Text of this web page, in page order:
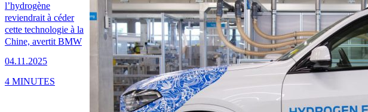
l’hydrogène
reviendrait à céder
cette technologie à la
Chine, avertit BMW
04.11.2025
4 MINUTES